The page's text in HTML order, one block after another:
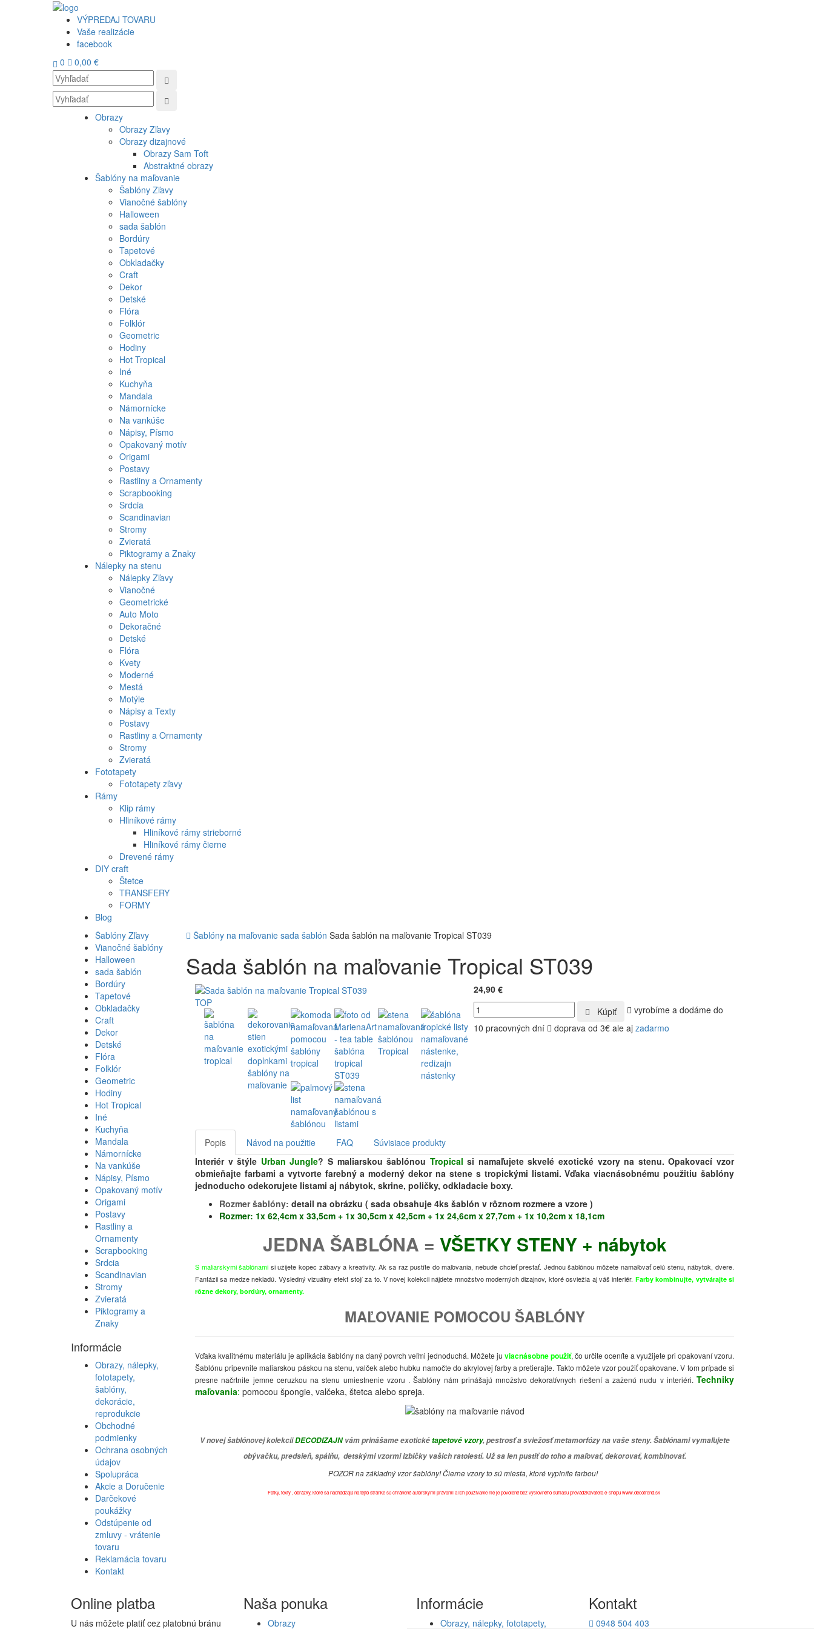
VÝPREDAJ TOVARU
Vaše realizácie
facebook
0
0,00 €
Obrazy
Obrazy Zľavy
Obrazy dizajnové
Obrazy Sam Toft
Abstraktné obrazy
Šablóny na maľovanie
Šablóny Zľavy
Vianočné šablóny
Halloween
sada šablón
Bordúry
Tapetové
Obkladačky
Craft
Dekor
Detské
Flóra
Folklór
Geometric
Hodiny
Hot Tropical
Iné
Kuchyňa
Mandala
Námornícke
Na vankúše
Nápisy, Písmo
Opakovaný motív
Origami
Postavy
Rastliny a Ornamenty
Scrapbooking
Srdcia
Scandinavian
Stromy
Zvieratá
Piktogramy a Znaky
Nálepky na stenu
Nálepky Zľavy
Vianočné
Geometrické
Auto Moto
Dekoračné
Detské
Flóra
Kvety
Moderné
Mestá
Motýle
Nápisy a Texty
Postavy
Rastliny a Ornamenty
Stromy
Zvieratá
Fototapety
Fototapety zľavy
Rámy
Klip rámy
Hliníkové rámy
Hliníkové rámy strieborné
Hliníkové rámy čierne
Drevené rámy
DIY craft
Štetce
TRANSFERY
FORMY
Blog
Šablóny Zľavy
Vianočné šablóny
Halloween
sada šablón
Bordúry
Tapetové
Obkladačky
Craft
Dekor
Detské
Flóra
Folklór
Geometric
Hodiny
Hot Tropical
Iné
Kuchyňa
Mandala
Námornícke
Na vankúše
Nápisy, Písmo
Opakovaný motív
Origami
Postavy
Rastliny a
Ornamenty
Scrapbooking
Srdcia
Scandinavian
Stromy
Zvieratá
Piktogramy a
Znaky
Informácie
Obrazy, nálepky,
fototapety,
šablóny,
dekorácie,
reprodukcie
Obchodné
podmienky
Ochrana osobných
údajov
Spolupráca
Akcie a Doručenie
Darčekové
poukážky
Odstúpenie od
zmluvy - vrátenie
tovaru
Reklamácia tovaru
Kontakt
Šablóny na maľovanie sada šablón Sada šablón na maľovanie Tropical ST039
Sada šablón na maľovanie Tropical ST039
TOP
24,90 €
Kúpiť
vyrobíme a dodáme do
10 pracovných dní
doprava od 3€ ale aj zadarmo
Popis Návod na použitie FAQ
Súvisiace produkty
Interiér v štýle Urban Jungle? S maliarskou šablónou Tropical si namaľujete skvelé exotické vzory na stenu. Opakovací vzor
obmieňajte farbami a vytvorte farebný a moderný dekor na stene s tropickými listami. Vďaka viacnásobnému použitiu šablóny
jednoducho odekorujete listami aj nábytok, skrine, poličky, odkladacie boxy.
Rozmer šablóny: detail na obrázku ( sada obsahuje 4ks šablón v rôznom rozmere a vzore )
Rozmer: 1x 62,4cm x 33,5cm + 1x 30,5cm x 42,5cm + 1x 24,6cm x 27,7cm + 1x 10,2cm x 18,1cm
JEDNA ŠABLÓNA = VŠETKY STENY + nábytok
S maliarskymi šablónami si užijete kopec zábavy a kreativity. Ak sa raz pustíte do maľovania, nebude chcieť prestať. Jednou šablónou môžete namaľovať celú stenu, nábytok, dvere.
Fantázii sa medze nekladú. Výsledný vizuálny efekt stojí za to. V novej kolekcii nájdete množstvo moderných dizajnov, ktoré osviežia aj váš interiér. Farby kombinujte, vytvárajte si
rôzne dekory, bordúry, ornamenty.
MAĽOVANIE POMOCOU ŠABLÓNY
Vďaka kvalitnému materiálu je aplikácia šablóny na daný povrch veľmi jednoduchá. Môžete ju viacnásobne použiť, čo určite oceníte a využijete pri opakovaní vzoru.
Šablónu pripevnite maliarskou páskou na stenu, valček alebo hubku namočte do akrylovej farby a pretierajte. Takto môžete vzor použiť opakovane. V tom prípade si
presne načrtnite jemne ceruzkou na stenu umiestnenie vzoru . Šablóny nám prinášajú množstvo dekoratívnych riešení a zaženú nudu v interiéri. Techniky
maľovania: pomocou špongie, valčeka, štetca alebo spreja.
V novej šablónovej kolekcii DECODIZAJNvám prinášame exotické tapetové vzory, pestrosť a sviežosť metamorfózy na vaše steny. Šablónami vymaľujete
obývačku, predsieň, spálňu, detskými vzormi izbičky vašich ratolestí. Už sa len pustiť do toho a maľovať, dekorovať, kombinovať.
POZOR na základný vzor šablóny! Čierne vzory to sú miesta, ktoré vyplníte farbou!
Fotky, texty , obrázky, ktoré sa nachádzajú na tejto stránke sú chránené autorskými právami a ich používanie nie je povolené bez výslovného súhlasu prevádzkovateľa e-shopu www.decotrend.sk
Online platba
U nás môžete platiť cez platobnú bránu
Naša ponuka
Obrazy
Informácie
Obrazy, nálepky, fototapety,
Kontakt
0948 504 403